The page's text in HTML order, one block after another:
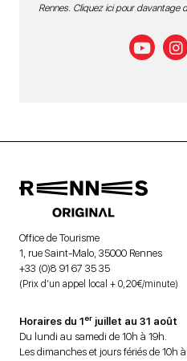
Rennes. Cliquez ici pour davantage
Office de Tourisme
1, rue Saint-Malo, 35000 Rennes
+33 (0)8 91 67 35 35
(Prix d’un appel local + 0,20€/minute)
Horaires du 1er juillet au 31 août
Du lundi au samedi de 10h à 19h.
Les dimanches et jours fériés de 10h à